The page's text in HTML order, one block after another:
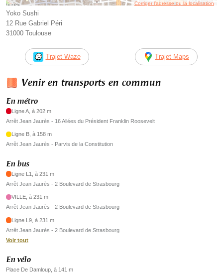
Corriger l’adresse ou la localisation
Yoko Sushi
12 Rue Gabriel Péri
31000 Toulouse
Trajet Waze Trajet Maps
Venir en transports en commun
En métro
Ligne A, à 202 m
Arrêt Jean Jaurès - 16 Allées du Président Franklin Roosevelt
Ligne B, à 158 m
Arrêt Jean Jaurès - Parvis de la Constitution
En bus
Ligne L1, à 231 m
Arrêt Jean Jaurès - 2 Boulevard de Strasbourg
VILLE, à 231 m
Arrêt Jean Jaurès - 2 Boulevard de Strasbourg
Ligne L9, à 231 m
Arrêt Jean Jaurès - 2 Boulevard de Strasbourg
Voir tout
En vélo
Place De Damloup, à 141 m